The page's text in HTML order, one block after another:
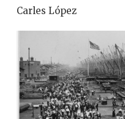
Carles López